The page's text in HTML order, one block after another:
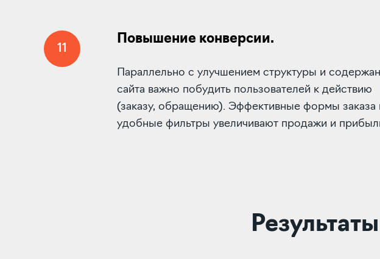
11
Повышение конверсии.
Параллельно с улучшением структуры и
сайта важно побудить пользователей к действию
(заказу, обращению). Эффективные формы заказа
удобные фильтры увеличивают продажи и